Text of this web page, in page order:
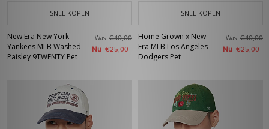
SNEL KOPEN
New Era New York
Yankees MLB Washed
Paisley 9TWENTY Pet
Was€40,00
Nu €25,00
SNEL KOPEN
Home Grown x New
Era MLB Los Angeles
Dodgers Pet
Was€40,00
Nu €25,00